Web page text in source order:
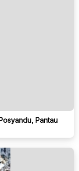
Pantau